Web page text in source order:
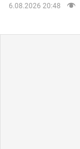
6.08.2026 20:48